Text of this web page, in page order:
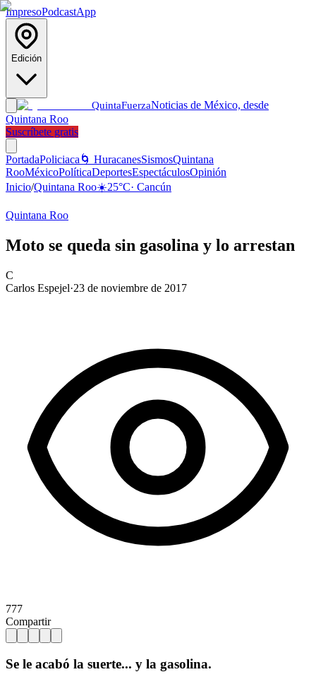
ImpresoPodcastApp
Edición
QuintaFuerzaNoticias de México, desde
Quintana Roo
Suscríbete gratis
PortadaPoliciaca 🌀 HuracanesSismosQuintana
RooMéxicoPolíticaDeportesEspectáculosOpinión
Inicio/Quintana Roo☀️25°C· Cancún
Quintana Roo
Moto se queda sin gasolina y lo arrestan
C
Carlos Espejel·23 de noviembre de 2017
777
Compartir
Se le acabó la suerte... y la gasolina.